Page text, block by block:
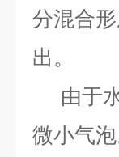
分混合
出。
由于水
微小气